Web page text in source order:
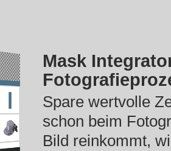
Mask
Spare wertvolle
schon beim
Bild reinkommt,